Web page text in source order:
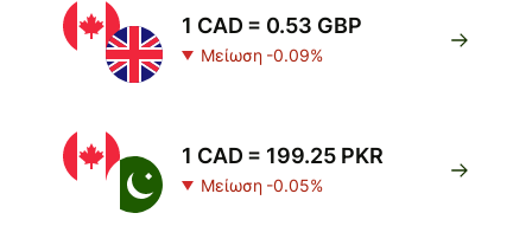
1 CAD = 0.53 GBP
Μείωση -0.09%
1 CAD = 199.25 PKR
Μείωση -0.05%